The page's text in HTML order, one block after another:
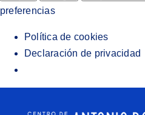
preferencias
Política de cookies
Declaración de privacidad